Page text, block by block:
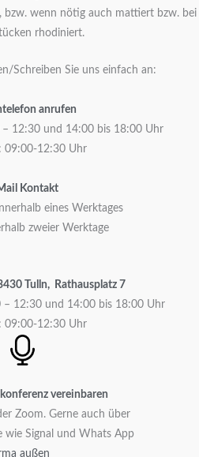
bzw. wenn nötig auch mattiert bzw. bei
rhodiniert.
Schreiben Sie uns einfach an:
anrufen
12:30 und 14:00 bis 18:00 Uhr
09:00-12:30 Uhr
Kontakt
eines Werktages
zweier Werktage
Tulln, Rathausplatz 7
12:30 und 14:00 bis 18:00 Uhr
09:00-12:30 Uhr
vereinbaren
Zoom. Gerne auch über
wie Signal und Whats App